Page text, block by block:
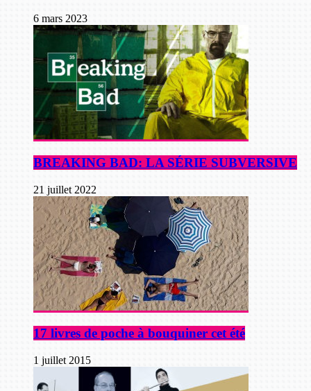
6 mars 2023
BREAKING BAD: LA SÉRIE SUBVERSIVE
21 juillet 2022
17 livres de poche à bouquiner cet été
1 juillet 2015